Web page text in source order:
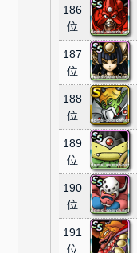
186
位
187
位
188
位
189
位
190
位
191
位